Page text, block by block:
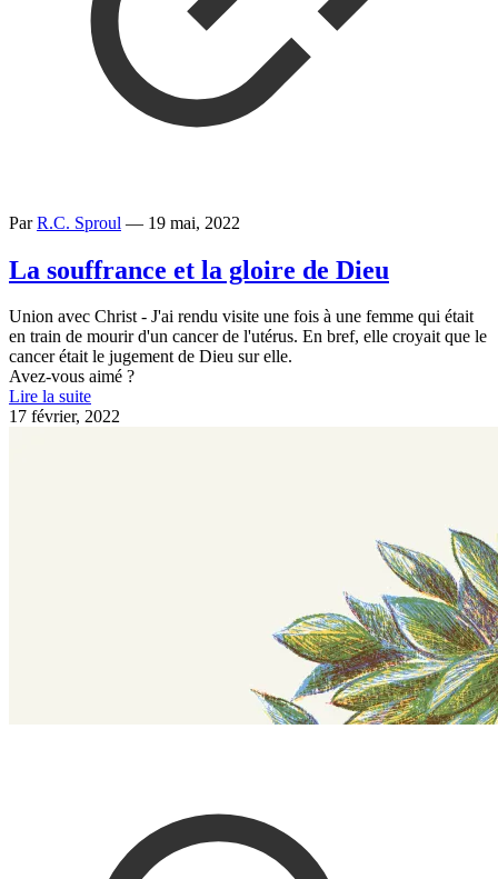
ParR.C. Sproul — 19 mai, 2022
La souffrance et la gloire de Dieu
Union avec Christ - J'ai rendu visite une fois à une femme qui était
en train de mourir d'un cancer de l'utérus. En bref, elle croyait que le
cancer était le jugement de Dieu sur elle.
Avez-vous aimé ?
Lire la suite
17 février, 2022